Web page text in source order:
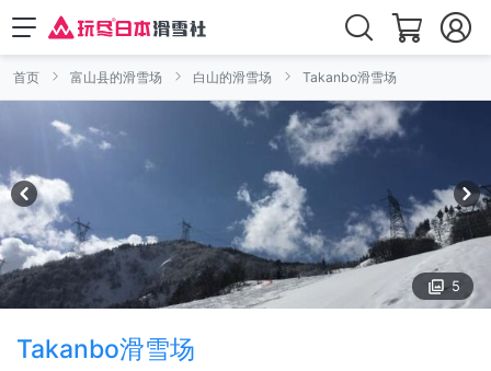
首页 富山县的滑雪场 白山的滑雪场 Takanbo滑雪场
5
Takanbo滑雪场